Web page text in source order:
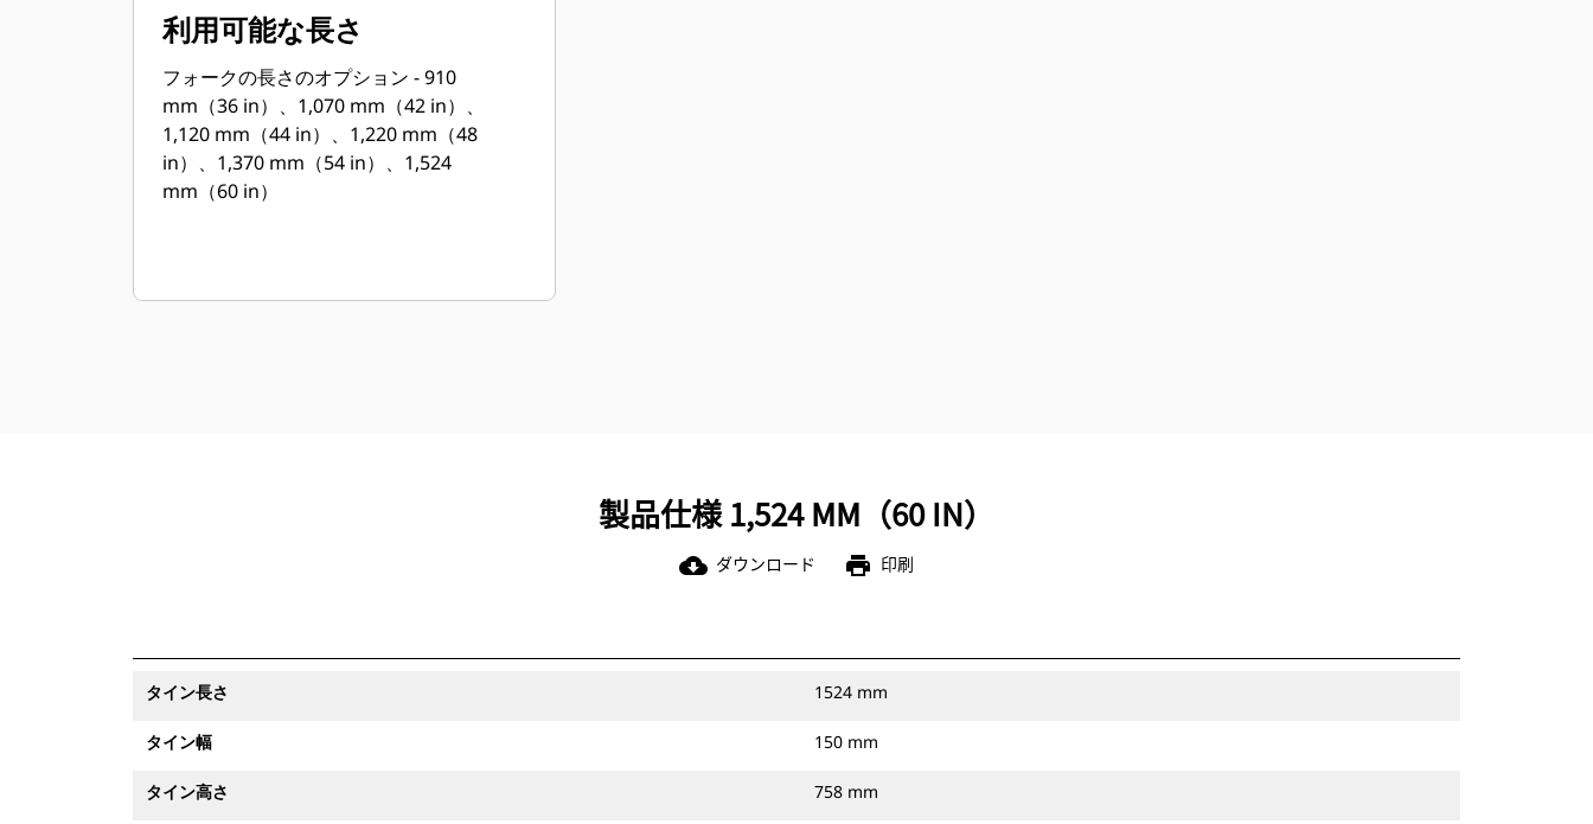
利用可能な長さ
フォークの長さのオプション - 910
mm（36 in）、1,070 mm（42 in）、
1,120 mm（44 in）、1,220 mm（48
in）、1,370 mm（54 in）、1,524
mm（60 in）
製品仕様 1,524 MM（60 IN）
cloud_download ダウンロード print 印刷
タイン長さ 1524 mm
タイン幅 150 mm
タイン高さ 758 mm